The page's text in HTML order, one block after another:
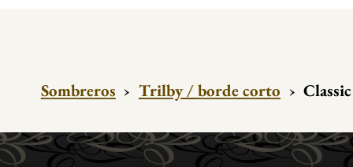
Sombreros › Trilby / borde corto ›